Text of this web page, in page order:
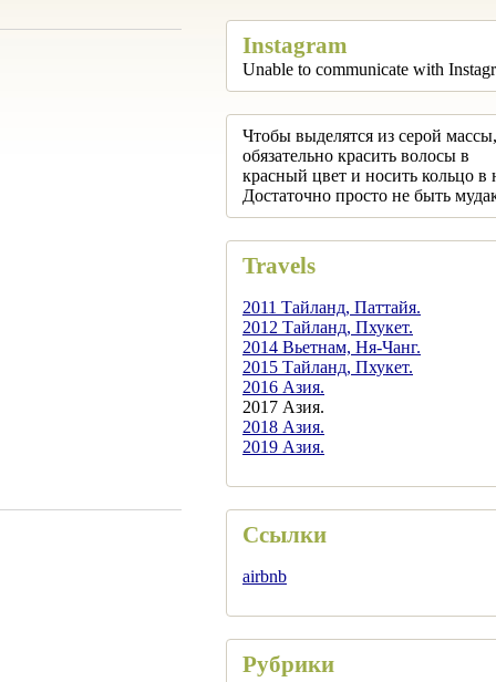
Instagram
Unable to communicate with
Чтобы выделятся из серой
обязательно красить волосы в
красный цвет и носить кольцо в
Достаточно просто не быть
Travels
2011 Тайланд, Паттайя.
2012 Тайланд, Пхукет.
2014 Вьетнам, Ня-Чанг.
2015 Тайланд, Пхукет.
2016 Азия.
2017 Азия.
2018 Азия.
2019 Азия.
Ссылки
airbnb
Рубрики